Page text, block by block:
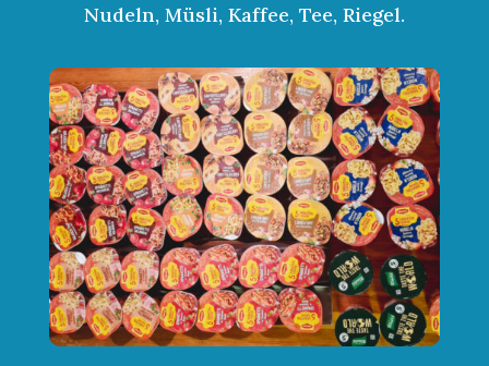
Nudeln, Müsli, Kaffee, Tee, Riegel.